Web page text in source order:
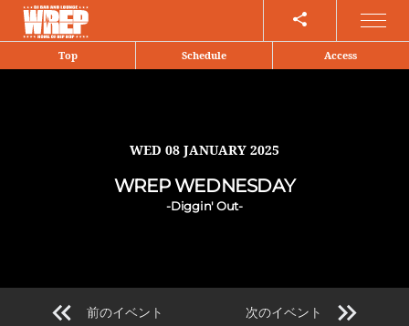
Top Schedule Access
Share
WED 08 JANUARY 2025
WREP WEDNESDAY
-Diggin' Out-
前のイベント 次のイベント